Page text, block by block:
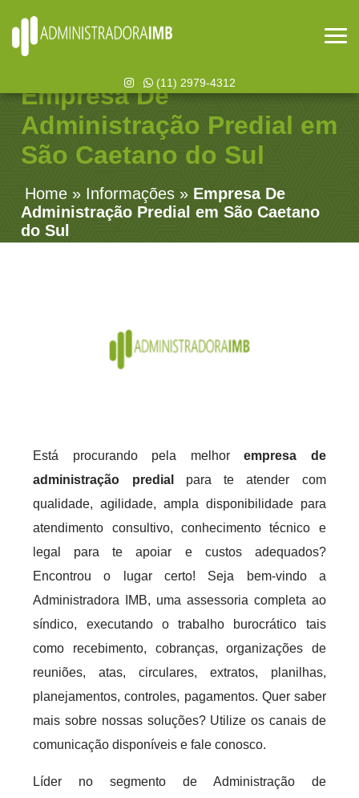
(11) 2979-4312
Empresa De
Administração Predial em
São Caetano do Sul
Home » Informações » Empresa De
Administração Predial em São Caetano
do Sul
Está procurando pela melhorempresa de
administração predial
para te atender com
qualidade, agilidade, ampla disponibilidade para
atendimento consultivo, conhecimento técnico e
legal para te apoiar e custos adequados?
Encontrou o lugar certo! Seja bem-vindo a
Administradora IMB, uma assessoria completa ao
síndico, executando o trabalho burocrático tais
como recebimento, cobranças, organizações de
reuniões, atas, circulares, extratos, planilhas,
planejamentos, controles, pagamentos. Quer saber
mais sobre nossas soluções? Utilize os canais de
comunicação disponíveis e fale conosco.
Líder no segmento de Administração de